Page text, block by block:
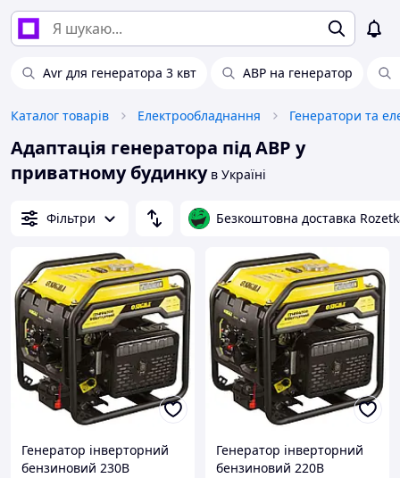
Avr для генератора 3 квт АВР на генератор
Каталог товарів Електрообладнання Генератори та
Адаптація генератора під АВР у
приватному будинкув Україні
Фільтри Безкоштовна доставка
Генератор інверторний
бензиновий 230В
Генератор інверторний
бензиновий 220В